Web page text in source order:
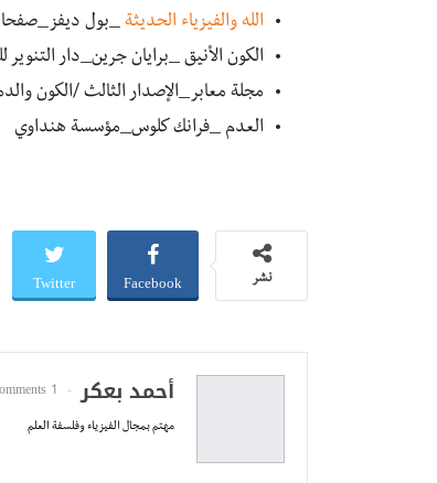
الله والفيزياء الحديثة _بول
الكون الأنيق _برايان جرين_دار التنوير
مجلة معابر_الإصدار الثالث /الكون
العدم _فرانك كلوس_مؤسسة هنداوي
نشر Facebook
Twitter
أحمد بعكر 1 Posts
مهتم بمجال الفيزياء وفلسفة العلم